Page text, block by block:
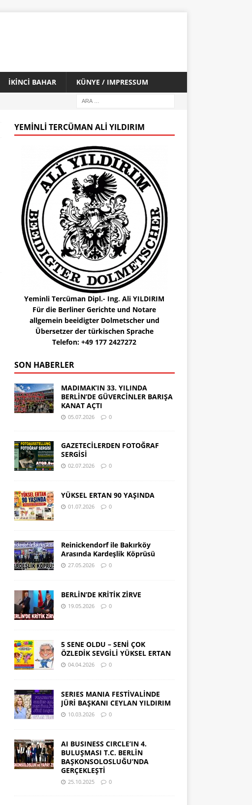
İKİNCİ BAHAR KÜNYE / IMPRESSUM
YEMINLI TERCÜMAN ALI YILDIRIM
Yeminli Tercüman Dipl.- Ing. Ali YILDIRIM
Für die Berliner Gerichte und Notare
allgemein beeidigter Dolmetscher und
Übersetzer der türkischen Sprache
Telefon: +49 177 2427272
SON HABERLER
MADIMAK’IN 33. YILINDA
BERLİN’DE GÜVERCİNLER BARIŞA
KANAT AÇTI
05.07.2026 0
GAZETECİLERDEN FOTOĞRAF
SERGİSİ
02.07.2026 0
YÜKSEL ERTAN 90 YAŞINDA
01.07.2026 0
Reinickendorf ile Bakırköy
Arasında Kardeşlik Köprüsü
27.05.2026 0
BERLİN’DE KRİTİK ZİRVE
19.05.2026 0
5 SENE OLDU – SENİ ÇOK
ÖZLEDİK SEVGİLİ YÜKSEL ERTAN
04.04.2026 0
SERIES MANIA FESTİVALİNDE
JÜRİ BAŞKANI CEYLAN YILDIRIM
10.03.2026 0
AI BUSINESS CIRCLE’IN 4.
BULUŞMASI T.C. BERLİN
BAŞKONSOLOSLUĞU’NDA
GERÇEKLEŞTİ
25.10.2025 0